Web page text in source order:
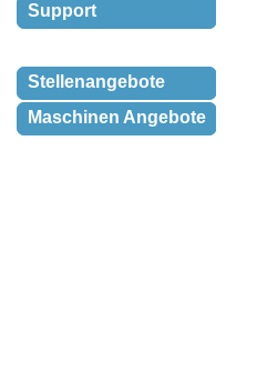
Support
Stellenangebote
Maschinen Angebote